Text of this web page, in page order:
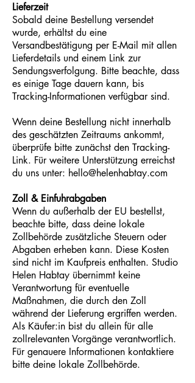
Lieferzeit
Sobald deine Bestellung versendet
wurde, erhältst du eine
Versandbestätigung per E-Mail mit allen
Lieferdetails und einem Link zur
Sendungsverfolgung. Bitte beachte, dass
es einige Tage dauern kann, bis
Tracking-Informationen verfügbar sind.
Wenn deine Bestellung nicht innerhalb
des geschätzten Zeitraums ankommt,
überprüfe bitte zunächst den Tracking-
Link. Für weitere Unterstützung erreichst
du uns unter: hello@helenhabtay.com
Zoll & Einfuhrabgaben
Wenn du außerhalb der EU bestellst,
beachte bitte, dass deine lokale
Zollbehörde zusätzliche Steuern oder
Abgaben erheben kann. Diese Kosten
sind nicht im Kaufpreis enthalten. Studio
Helen Habtay übernimmt keine
Verantwortung für eventuelle
Maßnahmen, die durch den Zoll
während der Lieferung ergriffen werden.
Als Käufer:in bist du allein für alle
zollrelevanten Vorgänge verantwortlich.
Für genauere Informationen kontaktiere
bitte deine lokale Zollbehörde.